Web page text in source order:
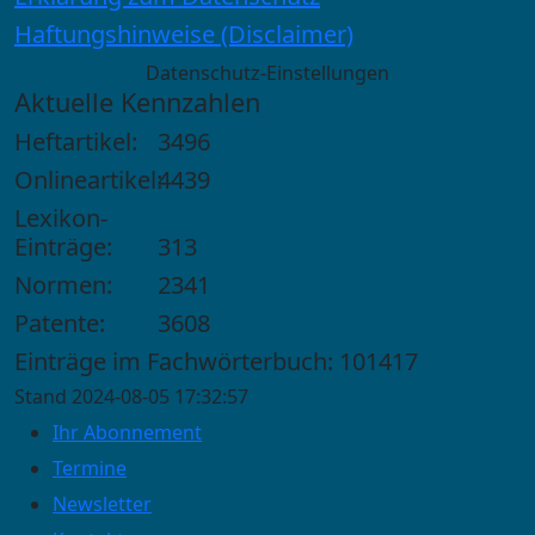
Haftungshinweise (Disclaimer)
Datenschutz-Einstellungen
Aktuelle Kennzahlen
Heftartikel:
3496
Onlineartikel:4439
Lexikon-
Einträge:
313
Normen:
2341
Patente:
3608
Einträge im Fachwörterbuch: 101417
Stand 2024-08-05 17:32:57
Ihr Abonnement
Termine
Newsletter